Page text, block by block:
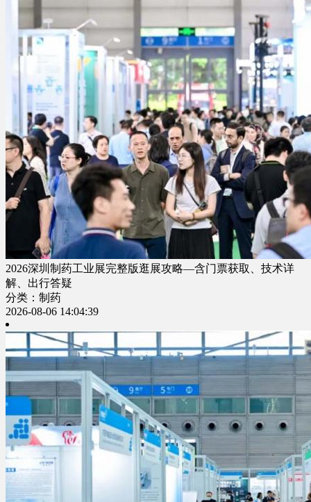
2026深圳制药工业展完整版逛展攻略—含门票获取、技术详
解、出行答疑
分类：制药
2026-08-06 14:04:39